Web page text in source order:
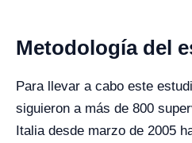
Metodología del
Para llevar a cabo este
siguieron a más de 800
Italia desde marzo de 2005